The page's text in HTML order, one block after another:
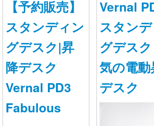
NEW
TAGS
このコミュニティについて
ヘルプ
利用規約
プライバシーポリシー
お問い合わせ
REVOLVER
【予約販売】
スタンディン
グデスク|昇
降デスク
Vernal PD3
Fabulous
Vernal
スタン
グデス
気の電
デスク